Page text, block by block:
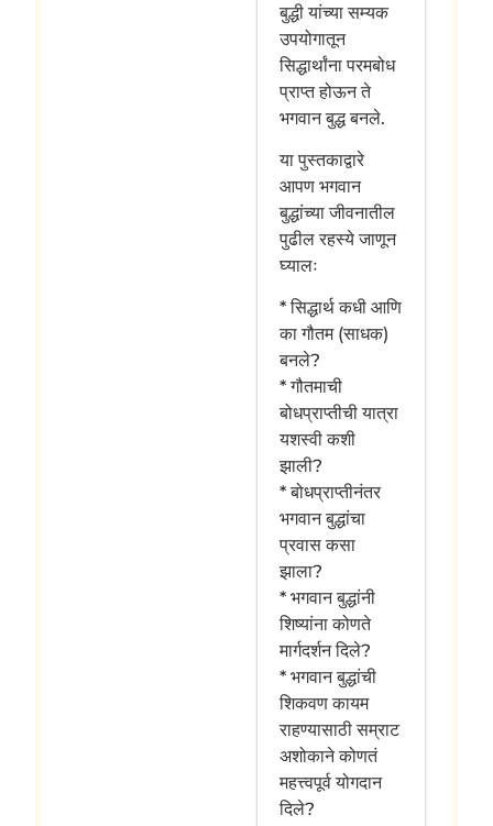
बुद्धी यांच्या सम्यक
उपयोगातून
सिद्धार्थांना परमबोध
प्राप्त होऊन ते
भगवान बुद्ध बनले.
या पुस्तकाद्वारे
आपण भगवान
बुद्धांच्या जीवनातील
पुढील रहस्ये जाणून
घ्यालः
* सिद्धार्थ कधी आणि
का गौतम (साधक)
बनले?
* गौतमाची
बोधप्राप्तीची यात्रा
यशस्वी कशी
झाली?
* बोधप्राप्तीनंतर
भगवान बुद्धांचा
प्रवास कसा
झाला?
* भगवान बुद्धांनी
शिष्यांना कोणते
मार्गदर्शन दिले?
* भगवान बुद्धांची
शिकवण कायम
राहण्यासाठी सम्राट
अशोकाने कोणतं
महत्त्वपूर्व योगदान
दिले?